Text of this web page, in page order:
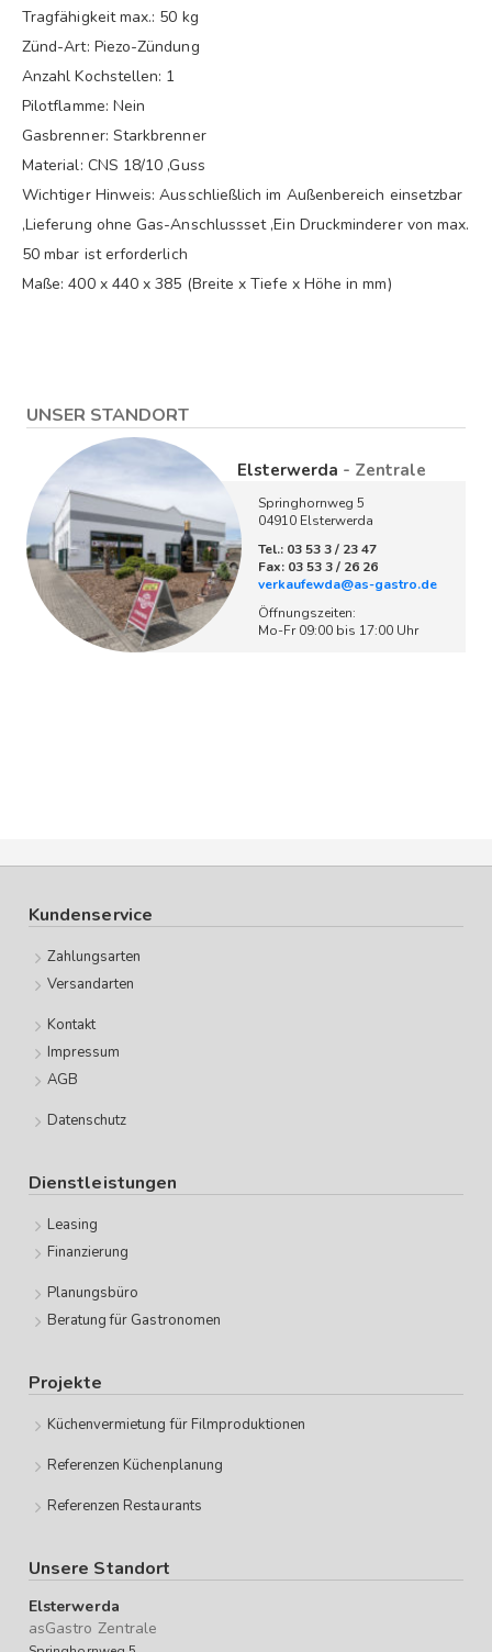
Tragfähigkeit max.: 50 kg
Zünd-Art: Piezo-Zündung
Anzahl Kochstellen: 1
Pilotflamme: Nein
Gasbrenner: Starkbrenner
Material: CNS 18/10 ,Guss
Wichtiger Hinweis: Ausschließlich im Außenbereich einsetzbar
,Lieferung ohne Gas-Anschlussset ,Ein Druckminderer von max.
50 mbar ist erforderlich
Maße: 400 x 440 x 385 (Breite x Tiefe x Höhe in mm)
UNSER STANDORT
Elsterwerda - Zentrale
Springhornweg 5
04910 Elsterwerda
Tel.: 03 53 3 / 23 47
Fax: 03 53 3 / 26 26
verkaufewda@as-gastro.de
Öffnungszeiten:
Mo-Fr 09:00 bis 17:00 Uhr
Kundenservice
Zahlungsarten
Versandarten
Kontakt
Impressum
AGB
Datenschutz
Dienstleistungen
Leasing
Finanzierung
Planungsbüro
Beratung für Gastronomen
Projekte
Küchenvermietung für Filmproduktionen
Referenzen Küchenplanung
Referenzen Restaurants
Unsere Standort
Elsterwerda
asGastro Zentrale